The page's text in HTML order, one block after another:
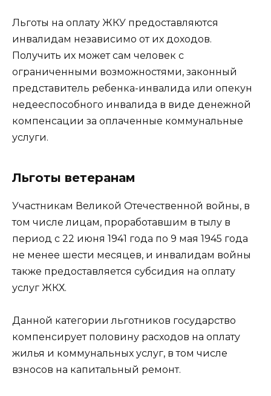
Льготы на оплату ЖКУ предоставляются
инвалидам независимо от их доходов.
Получить их может сам человек с
ограниченными возможностями, законный
представитель ребенка-инвалида или опекун
недееспособного инвалида в виде денежной
компенсации за оплаченные коммунальные
услуги.
Льготы ветеранам
Участникам Великой Отечественной войны, в
том числе лицам, проработавшим в тылу в
период с 22 июня 1941 года по 9 мая 1945 года
не менее шести месяцев, и инвалидам войны
также предоставляется субсидия на оплату
услуг ЖКХ.
Данной категории льготников государство
компенсирует половину расходов на оплату
жилья и коммунальных услуг, в том числе
взносов на капитальный ремонт.